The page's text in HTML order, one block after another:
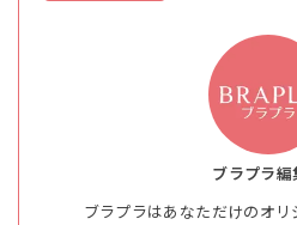
ブラプラ編
ブラプラはあなただけのオ